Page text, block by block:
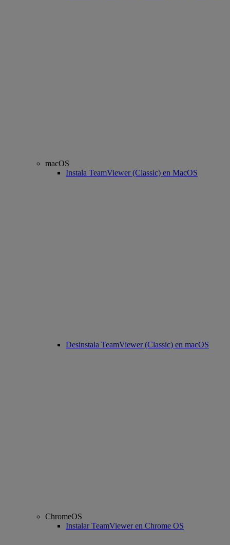
macOS
Instala TeamViewer (Classic) en MacOS
Desinstala TeamViewer (Classic) en macOS
ChromeOS
Instalar TeamViewer en Chrome OS